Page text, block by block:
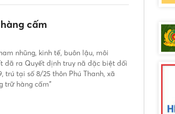
cấm
nhũng, kinh tế, buôn lậu, môi
đã ra Quyết định truy nã đặc biệt đối
trú tại số 8/25 thôn Phú Thanh, xã
trữ hàng cấm"